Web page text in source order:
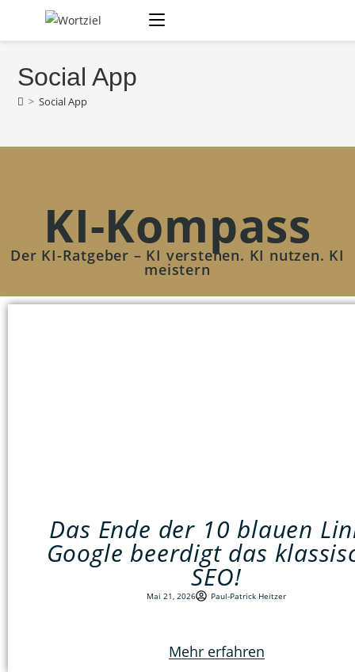
Social App
> Social App
KI-Kompass
Der KI-Ratgeber – KI verstehen. KI nutzen. KI
meistern
Das Ende der 10 blauen
Google beerdigt das
SEO!
Mai 21, 2026 Paul-Patrick Heitzer
Mehr erfahren